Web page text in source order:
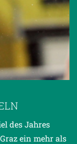
des Jahres
ein mehr als